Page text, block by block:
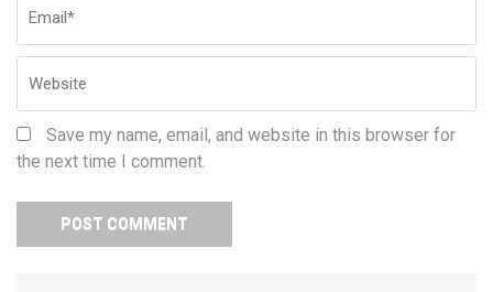
Save my name, email, and website in this browser for
the next time I comment.